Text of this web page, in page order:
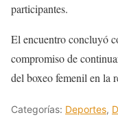
participantes.
El encuentro concluyó
compromiso de
del boxeo femenil en la
Categorías: Deportes,